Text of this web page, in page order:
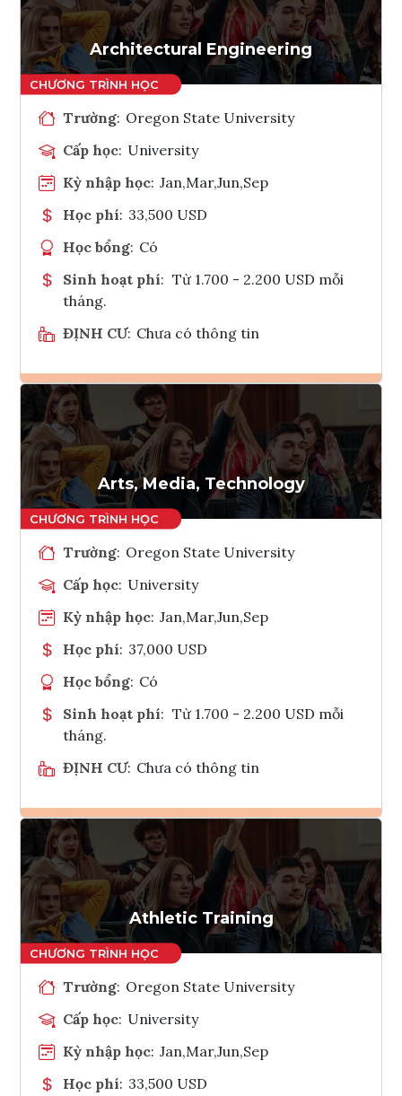
Tham vấn Interlink
Architectural Engineering
Trường: Oregon State University
Cấp học: University
Kỳ nhập học: Jan,Mar,Jun,Sep
Học phí: 33,500 USD
Học bổng: Có
Sinh hoạt phí: Từ 1.700 - 2.200 USD mỗi
tháng.
ĐỊNH CƯ: Chưa có thông tin
Ghi danh
Tham vấn Interlink
Arts, Media, Technology
Trường: Oregon State University
Cấp học: University
Kỳ nhập học: Jan,Mar,Jun,Sep
Học phí: 37,000 USD
Học bổng: Có
Sinh hoạt phí: Từ 1.700 - 2.200 USD mỗi
tháng.
ĐỊNH CƯ: Chưa có thông tin
Ghi danh
Tham vấn Interlink
Athletic Training
Trường: Oregon State University
Cấp học: University
Kỳ nhập học: Jan,Mar,Jun,Sep
Học phí: 33,500 USD